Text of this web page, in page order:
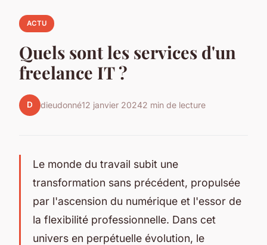
ACTU
Quels sont les services d'un
freelance IT ?
D dieudonné12 janvier 20242 min de lecture
Le monde du travail subit une
transformation sans précédent, propulsée
par l'ascension du numérique et l'essor de
la flexibilité professionnelle. Dans cet
univers en perpétuelle évolution, le